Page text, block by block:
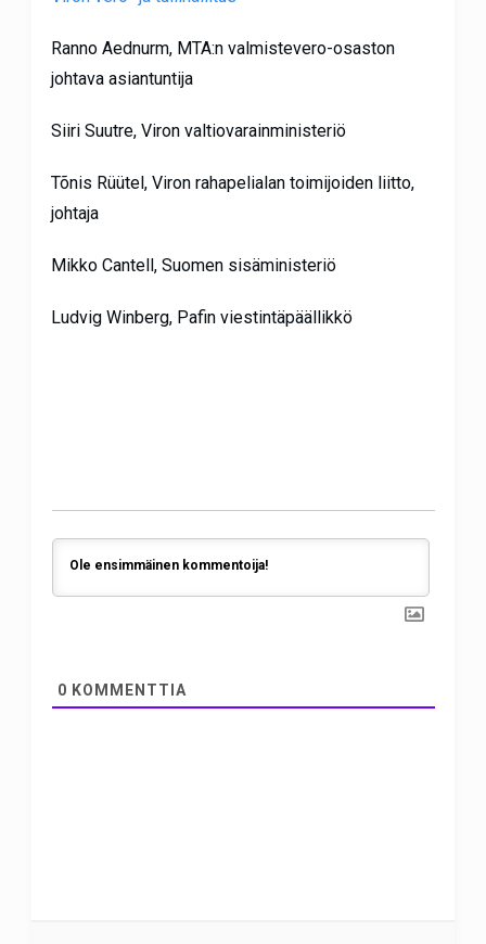
Ranno Aednurm, MTA:n valmistevero-osaston
johtava asiantuntija
Siiri Suutre, Viron valtiovarainministeriö
Tõnis Rüütel, Viron rahapelialan toimijoiden liitto,
johtaja
Mikko Cantell, Suomen sisäministeriö
Ludvig Winberg, Pafin viestintäpäällikkö
0 KOMMENTTIA